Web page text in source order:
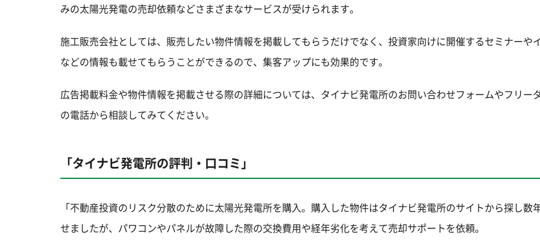
みの太陽光発電の売却依頼などさまざまなサービスが受けられます。
施工販売会社としては、販売したい物件情報を掲載してもらうだけでなく、投資家向けに開催するセミナーや
などの情報も載せてもらうことができるので、集客アップにも効果的です。
広告掲載料金や物件情報を掲載させる際の詳細については、タイナビ発電所のお問い合わせフォームやフリー
の電話から相談してみてください。
「タイナビ発電所の評判・口コミ」
「不動産投資のリスク分散のために太陽光発電所を購入。購入した物件はタイナビ発電所のサイトから探し数
せましたが、パワコンやパネルが故障した際の交換費用や経年劣化を考えて売却サポートを依頼。